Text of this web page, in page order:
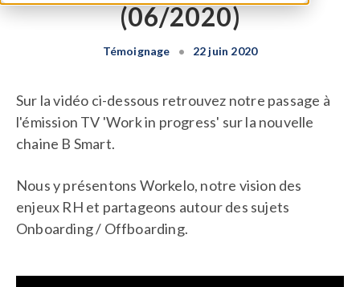
(06/2020)
Témoignage • 22 juin 2020
Sur la vidéo ci-dessous retrouvez notre passage à
l'émission TV 'Work in progress' sur la nouvelle
chaine B Smart.
Nous y présentons Workelo, notre vision des
enjeux RH et partageons autour des sujets
Onboarding / Offboarding.